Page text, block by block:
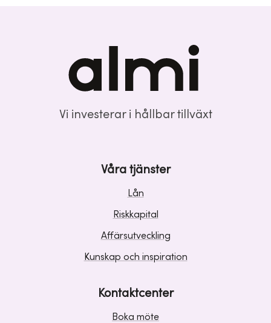
Vi investerar i hållbar tillväxt
Våra tjänster
Lån
Riskkapital
Affärsutveckling
Kunskap och inspiration
Kontaktcenter
Boka möte